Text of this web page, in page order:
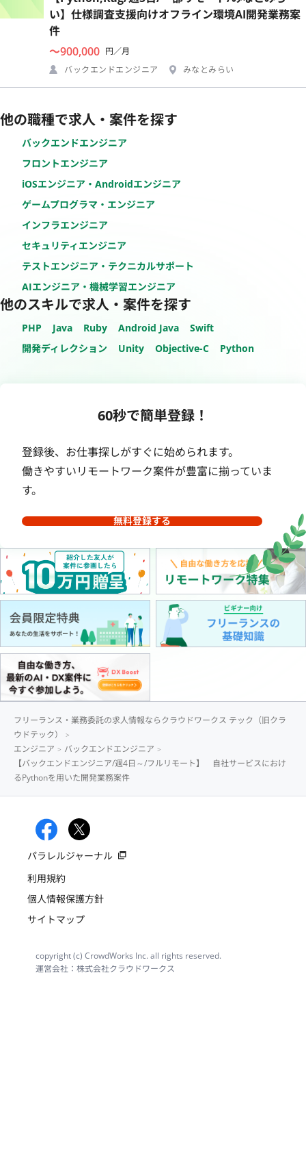
い】仕様調査支援向けオフライン環境AI開発業務案
件
〜900,000 円／月
バックエンドエンジニア
みなとみらい
他の職種で求人・案件を探す
バックエンドエンジニア
フロントエンジニア
iOSエンジニア・Androidエンジニア
ゲームプログラマ・エンジニア
インフラエンジニア
セキュリティエンジニア
テストエンジニア・テクニカルサポート
AIエンジニア・機械学習エンジニア
他のスキルで求人・案件を探す
PHP Java Ruby Android Java
Swift
開発ディレクション
Unity Objective-C Python
60秒で簡単登録！
登録後、お仕事探しがすぐに始められます。
働きやすいリモートワーク案件が豊富に揃っていま
す。
無料登録する
フリーランス・業務委託の求人情報ならクラウドワークス テック（旧クラ
ウドテック）
エンジニア
バックエンドエンジニア
【バックエンドエンジニア/週4日～/フルリモート】 自社サービスにおけ
るPythonを用いた開発業務案件
パラレルジャーナル
利用規約
個人情報保護方針
サイトマップ
copyright (c) CrowdWorks Inc. all rights reserved.
運営会社：株式会社クラウドワークス